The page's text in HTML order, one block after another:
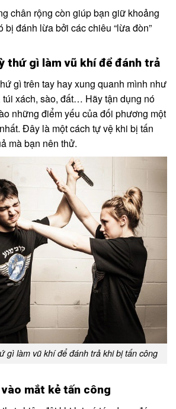
chân rộng còn giúp bạn giữ khoảng
bị đánh lừa bởi các chiêu “lừa đòn”
thứ gì làm vũ khí để đánh trả
gì trên tay hay xung quanh mình như
túi xách, sào, đất… Hãy tận dụng nó
những điểm yếu của đối phương một
Đây là một cách tự vệ khi bị tấn
mà bạn nên thử.
gì làm vũ khí để đánh trả khi bị tấn công
mắt kẻ tấn công